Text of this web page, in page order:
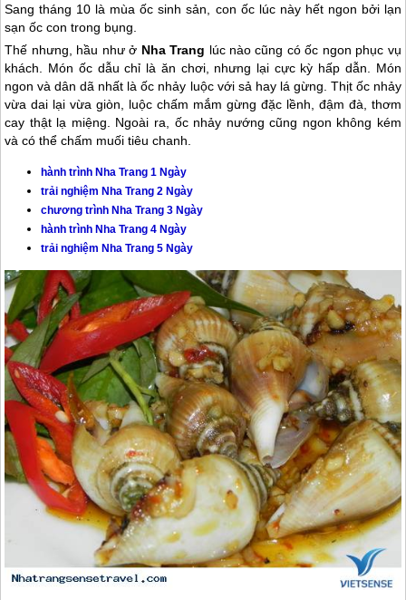
Sang tháng 10 là mùa ốc sinh sản, con ốc lúc này hết ngon bởi lạn
sạn ốc con trong bụng.
Thế nhưng, hầu như ở Nha Trang lúc nào cũng có ốc ngon phục vụ
khách. Món ốc dẫu chỉ là ăn chơi, nhưng lại cực kỳ hấp dẫn. Món
ngon và dân dã nhất là ốc nhảy luộc với sả hay lá gừng. Thịt ốc nhảy
vừa dai lại vừa giòn, luộc chấm mắm gừng đặc lềnh, đậm đà, thơm
cay thật lạ miệng. Ngoài ra, ốc nhảy nướng cũng ngon không kém
và có thể chấm muối tiêu chanh.
hành trình Nha Trang 1 Ngày
trải nghiệm Nha Trang 2 Ngày
chương trình Nha Trang 3 Ngày
hành trình Nha Trang 4 Ngày
trải nghiệm Nha Trang 5 Ngày